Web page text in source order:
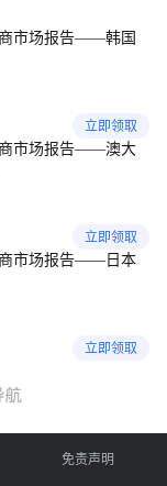
市场报告——韩国
立即领取
市场报告——澳大
立即领取
市场报告——日本
立即领取
免责声明